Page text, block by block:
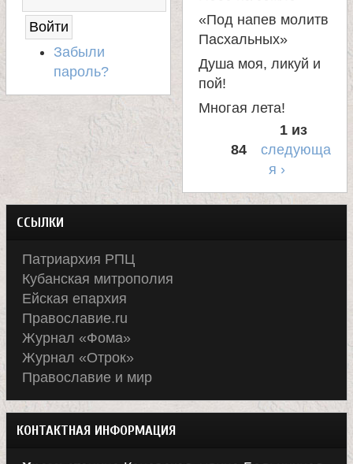
а
е
к
о
й
С
Забыли
пароль?
«Под напев молитв
Пасхальных»
Душа моя, ликуй и
пой!
Многая лета!
1 из
84
следующа
я ›
ССЫЛКИ
Патриархия РПЦ
Кубанская митрополия
Ейская епархия
Православие.ru
Журнал «Фома»
Журнал «Отрок»
Православие и мир
КОНТАКТНАЯ ИНФОРМАЦИЯ